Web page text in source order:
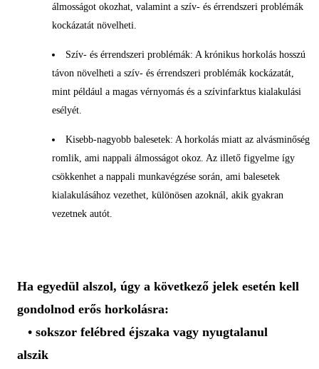
álmosságot okozhat, valamint a szív- és érrendszeri problémák
kockázatát növelheti.
Szív- és érrendszeri problémák: A krónikus horkolás hosszú
távon növelheti a szív- és érrendszeri problémák kockázatát,
mint például a magas vérnyomás és a szívinfarktus kialakulási
esélyét.
Kisebb-nagyobb balesetek: A horkolás miatt az alvásminőség
romlik, ami nappali álmosságot okoz. Az illető figyelme így
csökkenhet a nappali munkavégzése során, ami balesetek
kialakulásához vezethet, különösen azoknál, akik gyakran
vezetnek autót.
Ha egyedül alszol, úgy a következő jelek esetén kell
gondolnod erős horkolásra:
• sokszor felébred éjszaka vagy nyugtalanul
alszik